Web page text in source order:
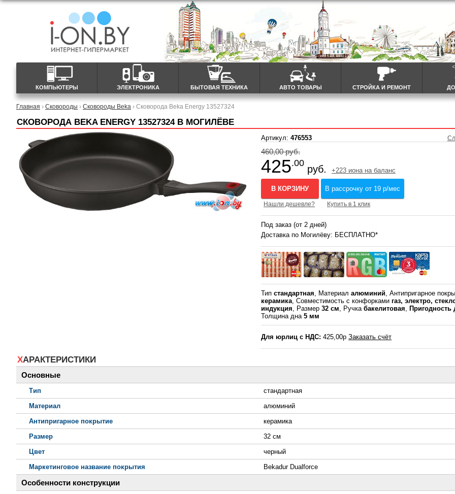
КОМПЬЮТЕРЫ ЭЛЕКТРОНИКА БЫТОВАЯ ТЕХНИКА АВТО ТОВАРЫ СТРОЙКА И РЕМОНТ
Главная › Сковороды › Сковороды Beka › Сковорода Beka Energy 13527324
СКОВОРОДА BEKA ENERGY 13527324 В МОГИЛЁВЕ
Артикул:476553
460,00 руб.
425.00
руб. +223 иона на баланс
В КОРЗИНУ В рассрочку от 19 р/мес
Нашли дешевле? Купить в 1 клик
Под заказ (от 2 дней)
Доставка по Могилёву: БЕСПЛАТНО*
Типстандартная, Материалалюминий, Антипригарное
керамика, Совместимость с конфоркамигаз, электро,
индукция, Размер32 см, Ручкабакелитовая, Пригодность
Толщина дна5 мм
Для юрлиц с НДС: 425,00рЗаказать счёт
ХАРАКТЕРИСТИКИ
Основные
Тип
стандартная
Материал
алюминий
Антипригарное покрытие
керамика
Размер
32 см
Цвет
черный
Маркетинговое название покрытия
Bekadur Dualforce
Особенности конструкции